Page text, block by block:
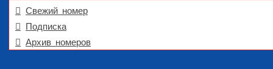
Свежий номер
Подписка
Архив номеров